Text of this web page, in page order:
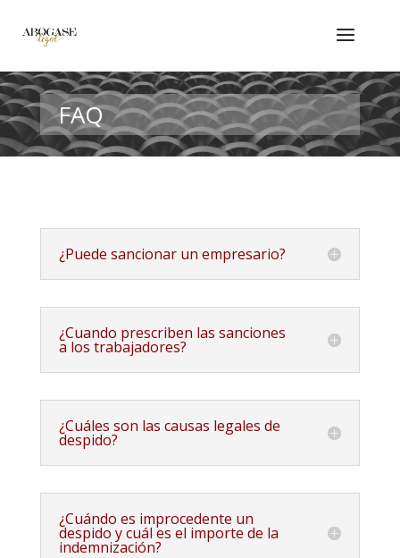
FAQ
¿Puede sancionar un empresario?
¿Cuando prescriben las sanciones
a los trabajadores?
¿Cuáles son las causas legales de
despido?
¿Cuándo es improcedente un
despido y cuál es el importe de la
indemnización?